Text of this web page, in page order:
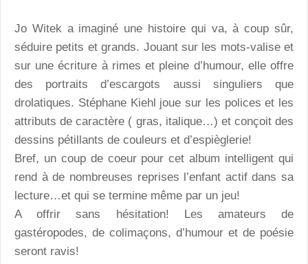
Jo Witek a imaginé une histoire qui va, à coup sûr,
séduire petits et grands. Jouant sur les mots-valise et
sur une écriture à rimes et pleine d’humour, elle offre
des portraits d’escargots aussi singuliers que
drolatiques. Stéphane Kiehl joue sur les polices et les
attributs de caractère ( gras, italique…) et conçoit des
dessins pétillants de couleurs et d’espièglerie!
Bref, un coup de coeur pour cet album intelligent qui
rend à de nombreuses reprises l’enfant actif dans sa
lecture…et qui se termine même par un jeu!
A offrir sans hésitation! Les amateurs de
gastéropodes, de colimaçons, d’humour et de poésie
seront ravis!